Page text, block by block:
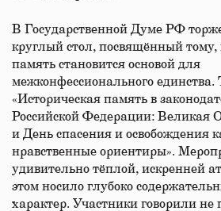
В Государственной Думе РФ
круглый стол, посвящённый тому,
память становится основой для
межконфессионального единства.
«Историческая память в
Российской Федерации: Великая
и День спасения и освобождения
нравственные ориентиры».
удивительно тёплой, искренней
этом носило глубоко
характер. Участники говорили не